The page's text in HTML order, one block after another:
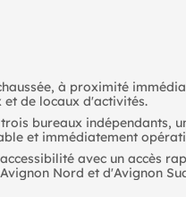
à proximité
et de locaux d'activités.
bureaux indépendants,
et immédiatement
avec un accès
Nord et d'Avignon
d'un environnement